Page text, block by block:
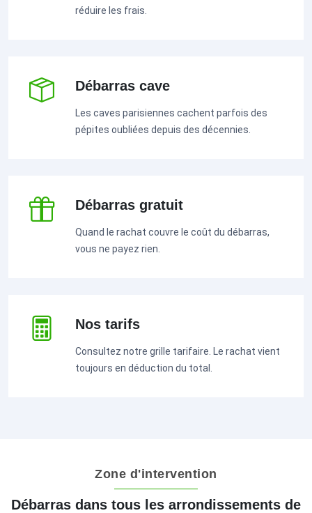
réduire les frais.
Débarras cave
Les caves parisiennes cachent parfois des
pépites oubliées depuis des décennies.
Débarras gratuit
Quand le rachat couvre le coût du débarras,
vous ne payez rien.
Nos tarifs
Consultez notre grille tarifaire. Le rachat vient
toujours en déduction du total.
Zone d'intervention
Débarras dans tous les arrondissements de